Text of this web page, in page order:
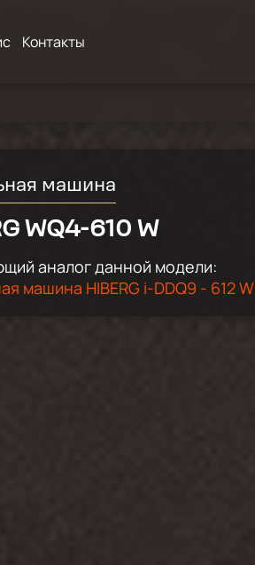
Контакты
машина
WQ4-610 W
аналог данной модели:
машина HIBERG i-DDQ9 - 612 W